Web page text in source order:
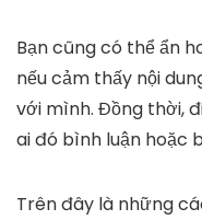
Bạn cũng có thể ẩn
nếu cảm thấy nội
với mình. Đồng thời,
ai đó bình luận hoặc
Trên đây là những